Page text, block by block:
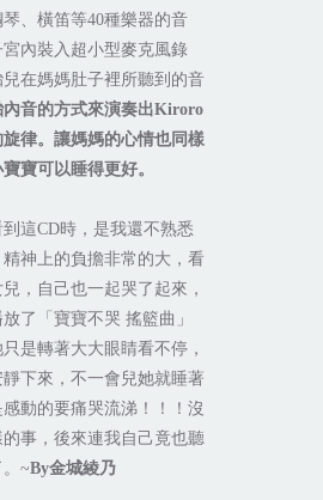
、橫笛等40種樂器的音
內裝入超小型麥克風錄
在媽媽肚子裡所聽到的音
內音的方式來演奏出Kiroro
律。讓媽媽的心情也同樣
寶可以睡得更好。
這CD時，是我還不熟悉
神上的負擔非常的大，看
，自己也一起哭了起來，
了「寶寶不哭 搖籃曲」
是轉著大大眼睛看不停，
下來，不一會兒她就睡著
動的要痛哭流涕！！！沒
事，後來連我自己竟也聽
~By金城綾乃